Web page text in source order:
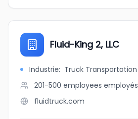
Fluid-King 2, LLC
Industrie: Truck Transportation
201-500 employees employés
fluidtruck.com